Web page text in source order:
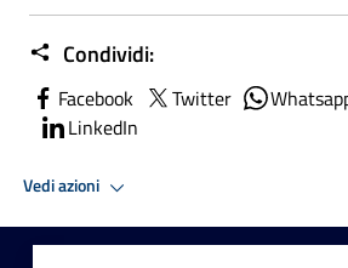
Condividi:
Facebook Twitter
LinkedIn
Vedi azioni